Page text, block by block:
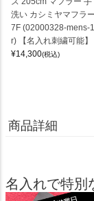
洗い カシミヤマフラー
7F (02000328-mens-1
r) 【名入れ刺繍可能】
¥14,300(税込)
商品詳細
名入れで特別